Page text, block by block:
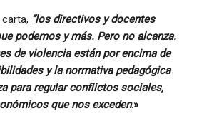
“los directivos y docentes
podemos y más. Pero no alcanza.
de violencia están por encima de
y la normativa pedagógica
para regular conflictos sociales,
que nos exceden.»